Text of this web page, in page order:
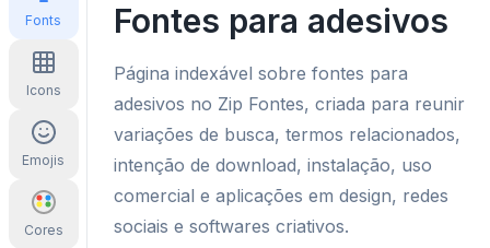
Fonts
Icons
Emojis
Cores
Fontes para adesivos
Página indexável sobre fontes para
adesivos no Zip Fontes, criada para reunir
variações de busca, termos relacionados,
intenção de download, instalação, uso
comercial e aplicações em design, redes
sociais e softwares criativos.